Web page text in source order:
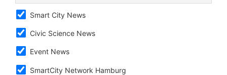
Smart City News
Civic Science News
Event News
SmartCity Network Hamburg